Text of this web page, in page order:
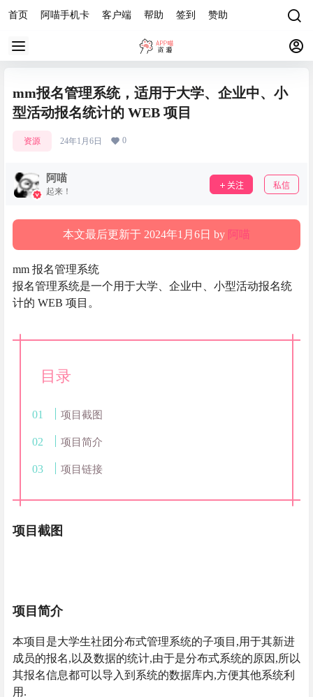
首页 阿喵手机卡 客户端 帮助 签到 赞助
mm报名管理系统，适用于大学、企业中、小
型活动报名统计的 WEB 项目
资源 24年1月6日 0
阿喵
起来！
关注 私信
本文最后更新于 2024年1月6日 by 阿喵
mm 报名管理系统
报名管理系统是一个用于大学、企业中、小型活动报名统
计的 WEB 项目。
目录
项目截图
项目简介
项目链接
项目截图
项目简介
本项目是大学生社团分布式管理系统的子项目,用于其新进
成员的报名,以及数据的统计,由于是分布式系统的原因,所以
其报名信息都可以导入到系统的数据库内,方便其他系统利
用.